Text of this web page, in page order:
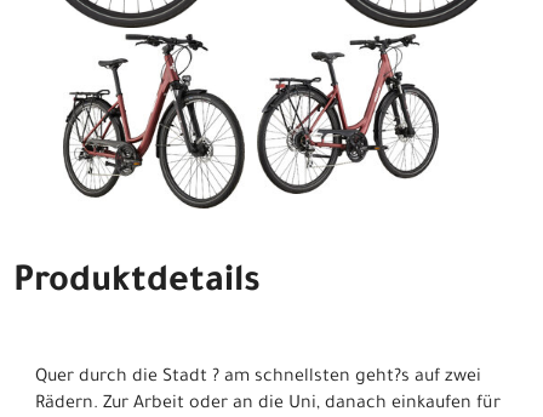
Produktdetails
Quer durch die Stadt ? am schnellsten geht?s auf zwei
Rädern. Zur Arbeit oder an die Uni, danach einkaufen für